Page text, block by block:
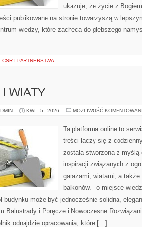
ukazuje, że życie z
publikowane na stronie towarzyszą w
wiedzy, które zachęca do głębszego
CSR I PARTNERSTWA
I WIATY
KWI - 5 - 2026 MOŻLIWOŚĆ
Ta platforma online to
treści łączy się z
została stworzona z
inspiracji związanych z
garażami, wiatami, a
balkonów. To miejsce
budynku może być jednocześnie solidna,
Balustrady i Poręcze i Nowoczesne
odnajdzie opracowania, które […]